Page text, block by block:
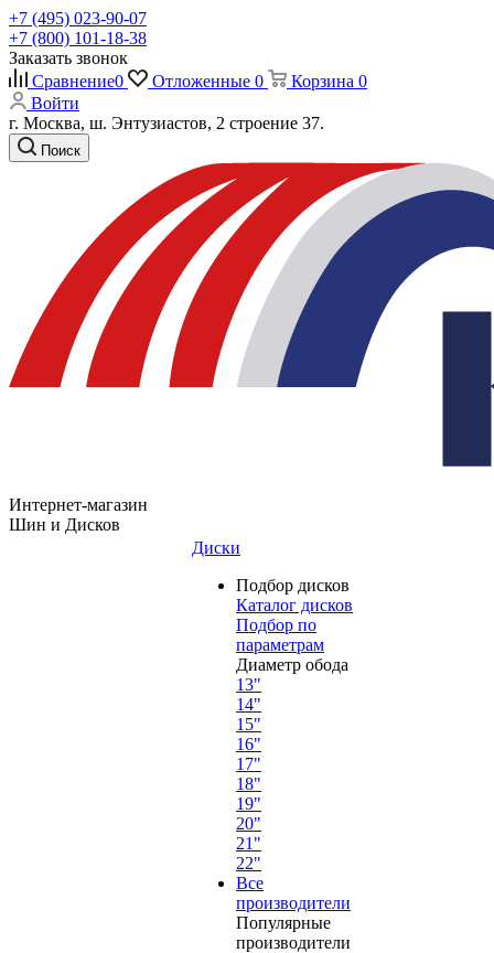
+7 (495) 023-90-07
+7 (800) 101-18-38
Заказать звонок
Сравнение0 Отложенные 0 Корзина 0
Войти
г. Москва, ш. Энтузиастов, 2 строение 37.
Поиск
Интернет-магазин
Шин и Дисков
Диски
Подбор дисков
Каталог дисков
Подбор по
параметрам
Диаметр обода
13"
14"
15"
16"
17"
18"
19"
20"
21"
22"
Все
производители
Популярные
производители